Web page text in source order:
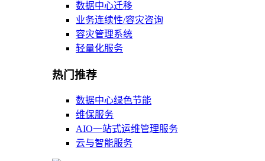
数据中心迁移
业务连续性/容灾咨询
容灾管理系统
轻量化服务
热门推荐
数据中心绿色节能
维保服务
AIO一站式运维管理服务
云与智能服务